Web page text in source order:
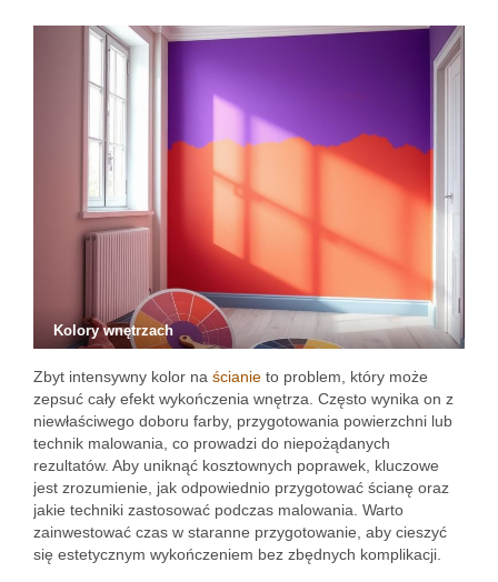
Kolory wnętrzach
Zbyt intensywny kolor na ścianie to problem, który może
zepsuć cały efekt wykończenia wnętrza. Często wynika on z
niewłaściwego doboru farby, przygotowania powierzchni lub
technik malowania, co prowadzi do niepożądanych
rezultatów. Aby uniknąć kosztownych poprawek, kluczowe
jest zrozumienie, jak odpowiednio przygotować ścianę oraz
jakie techniki zastosować podczas malowania. Warto
zainwestować czas w staranne przygotowanie, aby cieszyć
się estetycznym wykończeniem bez zbędnych komplikacji.